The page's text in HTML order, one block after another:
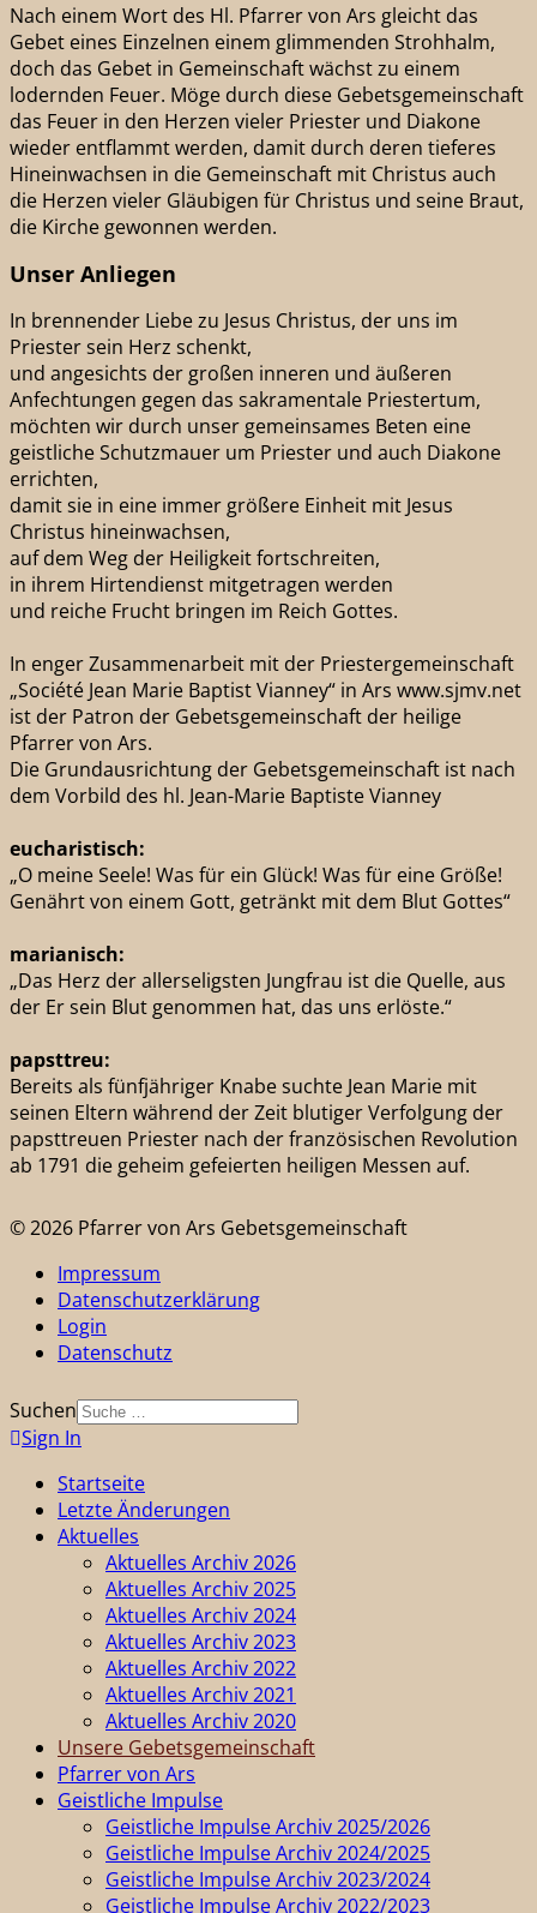
Nach einem Wort des Hl. Pfarrer von Ars gleicht das
Gebet eines Einzelnen einem glimmenden Strohhalm,
doch das Gebet in Gemeinschaft wächst zu einem
lodernden Feuer. Möge durch diese Gebetsgemeinschaft
das Feuer in den Herzen vieler Priester und Diakone
wieder entflammt werden, damit durch deren tieferes
Hineinwachsen in die Gemeinschaft mit Christus auch
die Herzen vieler Gläubigen für Christus und seine Braut,
die Kirche gewonnen werden.
Unser Anliegen
In brennender Liebe zu Jesus Christus, der uns im
Priester sein Herz schenkt,
und angesichts der großen inneren und äußeren
Anfechtungen gegen das sakramentale Priestertum,
möchten wir durch unser gemeinsames Beten eine
geistliche Schutzmauer um Priester und auch Diakone
errichten,
damit sie in eine immer größere Einheit mit Jesus
Christus hineinwachsen,
auf dem Weg der Heiligkeit fortschreiten,
in ihrem Hirtendienst mitgetragen werden
und reiche Frucht bringen im Reich Gottes.
In enger Zusammenarbeit mit der Priestergemeinschaft
„Société Jean Marie Baptist Vianney“ in Ars www.sjmv.net
ist der Patron der Gebetsgemeinschaft der heilige
Pfarrer von Ars.
Die Grundausrichtung der Gebetsgemeinschaft ist nach
dem Vorbild des hl. Jean-Marie Baptiste Vianney
eucharistisch:
„O meine Seele! Was für ein Glück! Was für eine Größe!
Genährt von einem Gott, getränkt mit dem Blut Gottes“
marianisch:
„Das Herz der allerseligsten Jungfrau ist die Quelle, aus
der Er sein Blut genommen hat, das uns erlöste.“
papsttreu:
Bereits als fünfjähriger Knabe suchte Jean Marie mit
seinen Eltern während der Zeit blutiger Verfolgung der
papsttreuen Priester nach der französischen Revolution
ab 1791 die geheim gefeierten heiligen Messen auf.
© 2026 Pfarrer von Ars Gebetsgemeinschaft
Impressum
Datenschutzerklärung
Login
Datenschutz
Suchen
Sign In
Startseite
Letzte Änderungen
Aktuelles
Aktuelles Archiv 2026
Aktuelles Archiv 2025
Aktuelles Archiv 2024
Aktuelles Archiv 2023
Aktuelles Archiv 2022
Aktuelles Archiv 2021
Aktuelles Archiv 2020
Unsere Gebetsgemeinschaft
Pfarrer von Ars
Geistliche Impulse
Geistliche Impulse Archiv 2025/2026
Geistliche Impulse Archiv 2024/2025
Geistliche Impulse Archiv 2023/2024
Geistliche Impulse Archiv 2022/2023